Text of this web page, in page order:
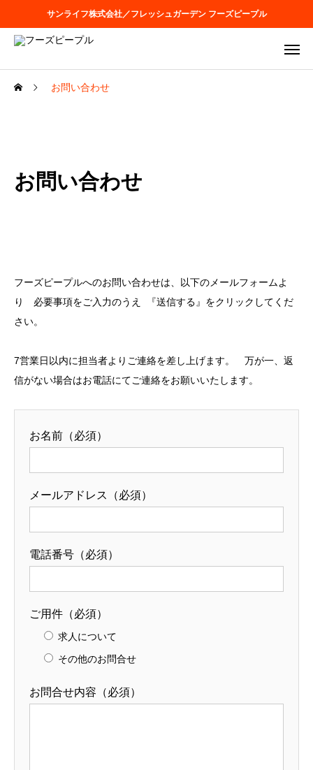
サンライフ株式会社／フレッシュガーデン フーズピープル
お問い合わせ
お問い合わせ
フーズピープルへのお問い合わせは、以下のメールフォームよ
り 必要事項をご入力のうえ 『送信する』をクリックしてくだ
さい。
7営業日以内に担当者よりご連絡を差し上げます。 万が一、返
信がない場合はお電話にてご連絡をお願いいたします。
お名前（必須）
メールアドレス（必須）
電話番号（必須）
ご用件（必須）
求人について
その他のお問合せ
お問合せ内容（必須）